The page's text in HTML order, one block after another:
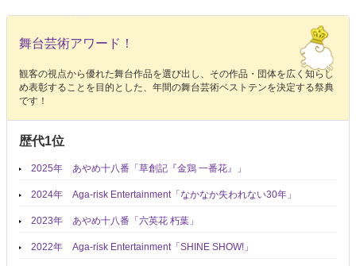
舞台芸術アワード！
観客の視点から優れた舞台作品を選び出し、その作品・団体を広く知らし
め表彰することを目的とした、年間の舞台芸術ベストテンを決定する祭典
です！
歴代1位
2025年 あやめ十八番「草創記『金鶏 一番花』」
2024年 Aga-risk Entertainment「なかなか失われない30年」
2023年 あやめ十八番「六英花 朽葉」
2022年 Aga-risk Entertainment「SHINE SHOW!」